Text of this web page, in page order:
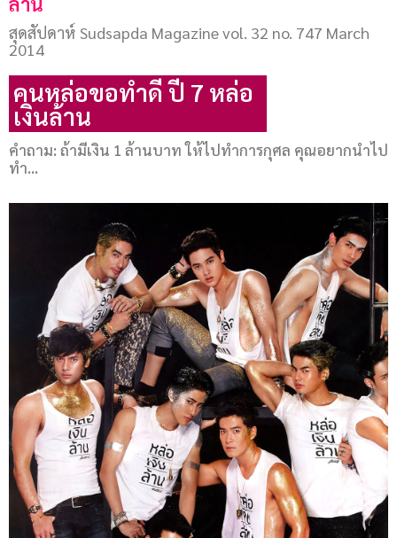
สุดสัปดาห์ Sudsapda Magazine vol. 32 no. 747 March
2014
คนหล่อขอทำดี ปี 7 หล่อ
เงินล้าน
คำถาม: ถ้ามีเงิน 1 ล้านบาท ให้ไปทำการกุศล คุณอยากนำไป
ทำ...